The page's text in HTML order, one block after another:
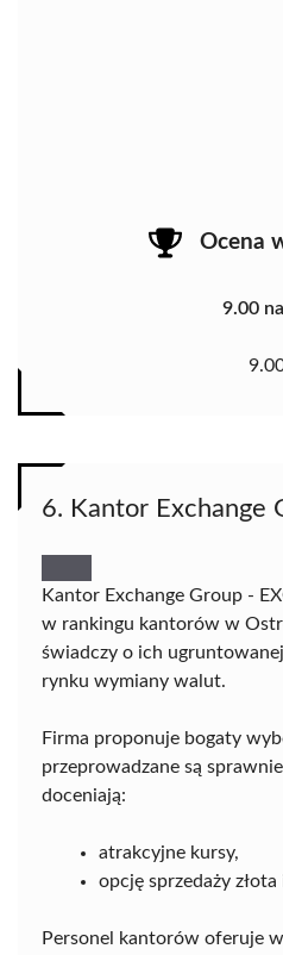
Ocena
9.00
6. Kantor Exchange
Kantor Exchange Group -
w rankingu kantorów w
świadczy o ich
rynku wymiany walut.
Firma proponuje bogaty
przeprowadzane są
doceniają:
atrakcyjne kursy,
opcję sprzedaży
Personel kantorów oferuje